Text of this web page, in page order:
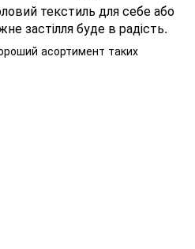
текстиль для себе або
застілля буде в радість.
асортимент таких